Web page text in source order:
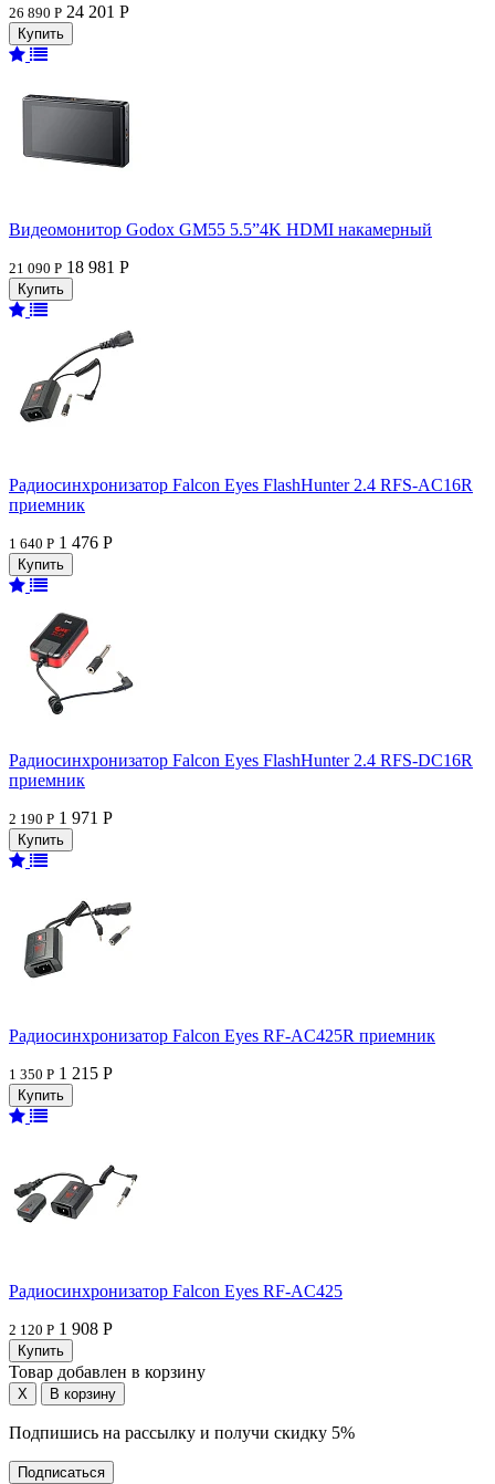
26 890 Р 24 201 Р
Видеомонитор Godox GM55 5.5”4K HDMI накамерный
21 090 Р 18 981 Р
Радиосинхронизатор Falcon Eyes FlashHunter 2.4 RFS-AC16R
приемник
1 640 Р 1 476 Р
Радиосинхронизатор Falcon Eyes FlashHunter 2.4 RFS-DC16R
приемник
2 190 Р 1 971 Р
Радиосинхронизатор Falcon Eyes RF-AC425R приемник
1 350 Р 1 215 Р
Радиосинхронизатор Falcon Eyes RF-AC425
2 120 Р 1 908 Р
Товар добавлен в корзину
Подпишись на рассылку и получи скидку 5%
Подписаться